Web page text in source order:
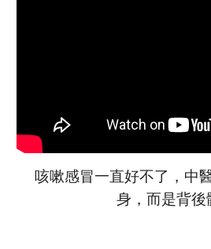
咳嗽感冒一直好不了，中
身，而是背後